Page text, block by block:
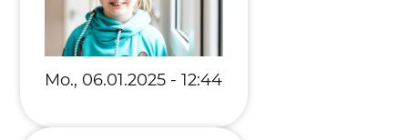
Mo., 06.01.2025 - 12:44